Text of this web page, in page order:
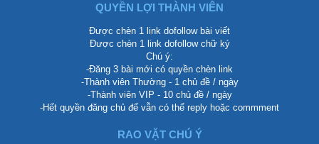
QUYỀN LỢI THÀNH VIÊN
Được chèn 1 link dofollow bài viết
Được chèn 1 link dofollow chữ ký
Chú ý:
-Đăng 3 bài mới có quyền chèn link
-Thành viên Thường - 1 chủ đề / ngày
-Thành viên VIP - 10 chủ đề / ngày
-Hết quyền đăng chủ để vẫn có thể reply hoặc commment
RAO VẶT CHÚ Ý